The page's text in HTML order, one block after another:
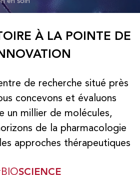
À LA POINTE DE
de recherche situé près
concevons et évaluons
un millier de molécules,
de la pharmacologie
approches thérapeutiques
SCIENCE